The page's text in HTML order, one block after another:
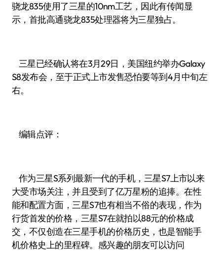
骁龙835使用了三星的10nm工艺，因此有传闻显
示，首批高通骁龙835处理器将为三星独占。
三星已经确认将在3月29日，美国纽约举办Galaxy
S8发布会，至于正式上市发售恐怕要等到4月中旬左
右。
编辑点评：
作为三星S系列最新一代的手机，三星S7上市以来
大受市场关注，并且受到了亿万星粉的追捧。在性
能和配置方面，三星S7也有相当不俗的表现，作为
行货首发的价格，三星S7在就拍以88元的价格成
交，不仅创造在三星手机的价格历史，也是智能手
机价格史上的里程碑。感兴趣的朋友可以访问